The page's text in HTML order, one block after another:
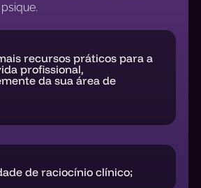
recursos práticos para a
profissional,
da sua área de
de raciocínio clínico;